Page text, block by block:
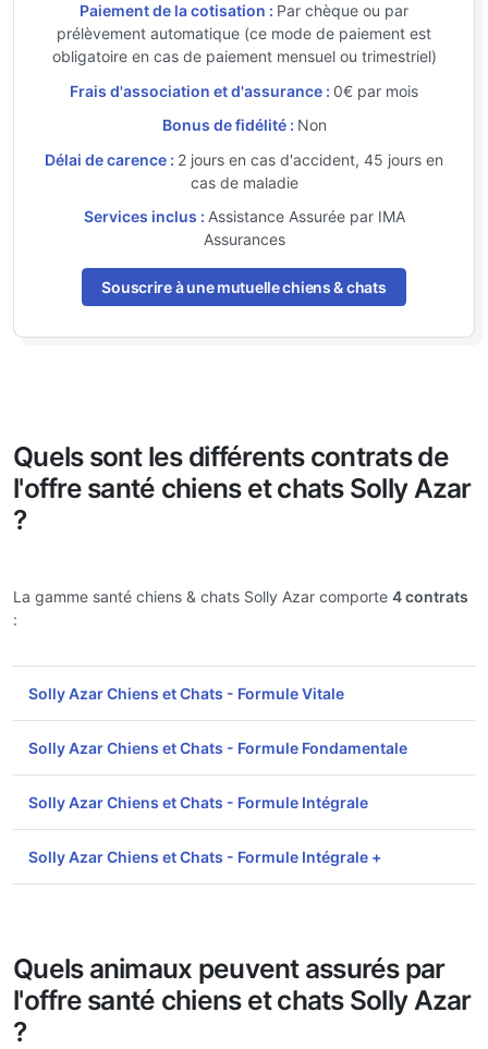
Paiement de la cotisation : Par chèque ou par
prélèvement automatique (ce mode de paiement est
obligatoire en cas de paiement mensuel ou trimestriel)
Frais d'association et d'assurance : 0€ par mois
Bonus de fidélité : Non
Délai de carence : 2 jours en cas d'accident, 45 jours en
cas de maladie
Services inclus : Assistance Assurée par IMA
Assurances
Souscrire à une mutuelle chiens & chats
Quels sont les différents contrats de
l'offre santé chiens et chats Solly Azar
?
La gamme santé chiens & chats Solly Azar comporte 4 contrats
:
Solly Azar Chiens et Chats - Formule Vitale
Solly Azar Chiens et Chats - Formule Fondamentale
Solly Azar Chiens et Chats - Formule Intégrale
Solly Azar Chiens et Chats - Formule Intégrale +
Quels animaux peuvent assurés par
l'offre santé chiens et chats Solly Azar
?